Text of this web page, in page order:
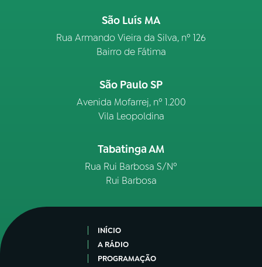
São Luís MA
Rua Armando Vieira da Silva, nº 126
Bairro de Fátima
São Paulo SP
Avenida Mofarrej, nº 1.200
Vila Leopoldina
Tabatinga AM
Rua Rui Barbosa S/Nº
Rui Barbosa
INÍCIO
A RÁDIO
PROGRAMAÇÃO